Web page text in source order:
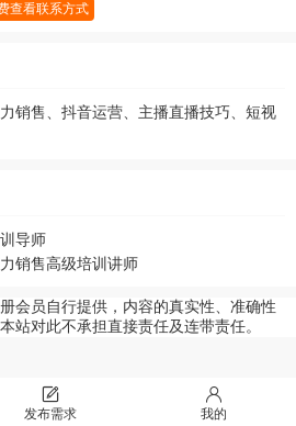
查看联系方式
销售、抖音运营、主播直播技巧、短视
导师
销售高级培训讲师
会员自行提供，内容的真实性、准确性
站对此不承担直接责任及连带责任。
发布需求 我的